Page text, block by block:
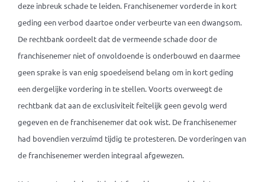
deze inbreuk schade te leiden. Franchisenemer vorderde in kort
geding een verbod daartoe onder verbeurte van een dwangsom.
De rechtbank oordeelt dat de vermeende schade door de
franchisenemer niet of onvoldoende is onderbouwd en daarmee
geen sprake is van enig spoedeisend belang om in kort geding
een dergelijke vordering in te stellen. Voorts overweegt de
rechtbank dat aan de exclusiviteit feitelijk geen gevolg werd
gegeven en de franchisenemer dat ook wist. De franchisenemer
had bovendien verzuimd tijdig te protesteren. De vorderingen van
de franchisenemer werden integraal afgewezen.